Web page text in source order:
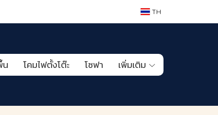
TH
น โคมไฟตั้งโต๊ะ โซฟา เพิ่มเติม